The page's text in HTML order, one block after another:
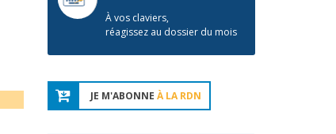
À vos claviers,
réagissez au dossier du mois
JE M'ABONNE À LA RDN